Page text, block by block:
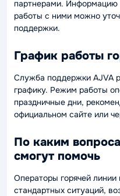
партнерами. Информацию
работы с ними можно
поддержки.
График работы
Служба поддержки AJVA
графику. Режим работы
праздничные дни,
официальном сайте или
По каким
смогут помочь
Операторы горячей
стандартных ситуаций,